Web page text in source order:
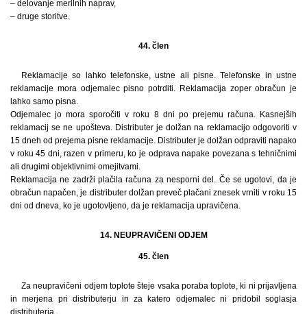
– delovanje merilnih naprav,
– druge storitve.
44. člen
Reklamacije so lahko telefonske, ustne ali pisne. Telefonske in ustne
reklamacije mora odjemalec pisno potrditi. Reklamacija zoper obračun je
lahko samo pisna.
Odjemalec jo mora sporočiti v roku 8 dni po prejemu računa. Kasnejših
reklamacij se ne upošteva. Distributer je dolžan na reklamacijo odgovoriti v
15 dneh od prejema pisne reklamacije. Distributer je dolžan odpraviti napako
v roku 45 dni, razen v primeru, ko je odprava napake povezana s tehničnimi
ali drugimi objektivnimi omejitvami.
Reklamacija ne zadrži plačila računa za nesporni del. Če se ugotovi, da je
obračun napačen, je distributer dolžan preveč plačani znesek vrniti v roku 15
dni od dneva, ko je ugotovljeno, da je reklamacija upravičena.
14. NEUPRAVIČENI ODJEM
45. člen
Za neupravičeni odjem toplote šteje vsaka poraba toplote, ki ni prijavljena
in merjena pri distributerju in za katero odjemalec ni pridobil soglasja
distributerja.